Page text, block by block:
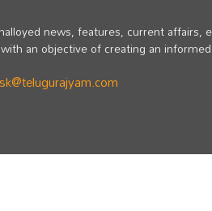
news, features, current affairs,
an objective of creating an